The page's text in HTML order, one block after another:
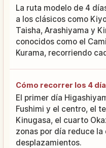
La ruta modelo de 4
a los clásicos como
Taisha, Arashiyama y
conocidos como el
Kurama, recorriendo
Cómo recorrer los 4
El primer día
Fushimi y el centro, el
Kinugasa, el cuarto
zonas por día reduce la
desplazamientos.